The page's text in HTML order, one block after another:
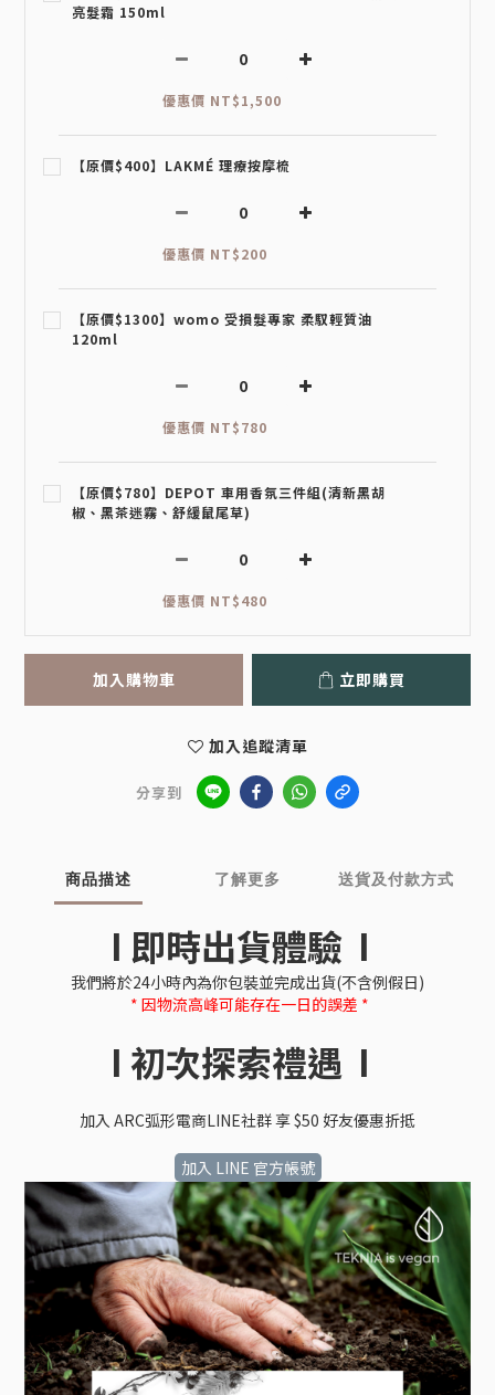
亮髮霜 150ml
優惠價 NT$1,500
【原價$400】LAKMÉ 理療按摩梳
優惠價 NT$200
【原價$1300】womo 受損髮專家 柔馭輕質油
120ml
優惠價 NT$780
【原價$780】DEPOT 車用香氛三件組(清新黑胡
椒、黑茶迷霧、舒緩鼠尾草)
優惠價 NT$480
加入購物車 立即購買
加入追蹤清單
分享到
商品描述 了解更多 送貨及付款方式
I 即時出貨體驗 I
我們將於24小時內為你包裝並完成出貨(不含例假日)
* 因物流高峰可能存在一日的誤差 *
I 初次探索禮遇 I
加入 ARC弧形電商LINE社群 享 $50 好友優惠折抵
加入 LINE 官方帳號